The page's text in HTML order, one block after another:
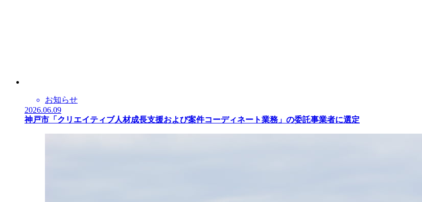
お知らせ
2026.06.09
神戸市「クリエイティブ人材成長支援および案件コーディネート業務」の委託事業者に選定